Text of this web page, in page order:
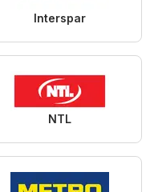
Interspar
NTL